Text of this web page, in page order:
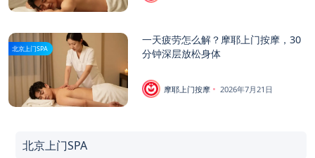
北京上门SPA
一天疲劳怎么解？摩耶上门按摩，30
分钟深层放松身体
摩耶上门按摩 2026年7月21日
北京上门SPA